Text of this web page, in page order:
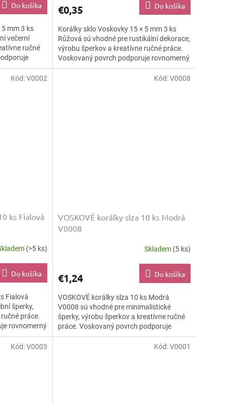
Do košíka
mm 3 ks
večerní
ručné
€0,35 Do košíka
Korálky sklo Voskovky 15 × 5 mm 3 ks
Růžová sú vhodné pre rustikální dekorace,
výrobu šperkov a kreatívne ručné práce.
Voskovaný povrch podporuje rovnomerný
farebný efekt a...
ks Fialová
(>5 ks)
Do košíka
Fialová
šperky,
práce.
rovnomerný
Kód:V0002
VOSKOVÉ korálky slza 10 ks Modrá
V0008
Skladem (5 ks)
€1,24 Do košíka
VOSKOVÉ korálky slza 10 ks Modrá
V0008 sú vhodné pre minimalistické
šperky, výrobu šperkov a kreatívne ručné
práce. Voskovaný povrch podporuje
rovnomerný farebný efekt a dodáva...
Kód:V0008
Kód:V0003 Kód:V0001